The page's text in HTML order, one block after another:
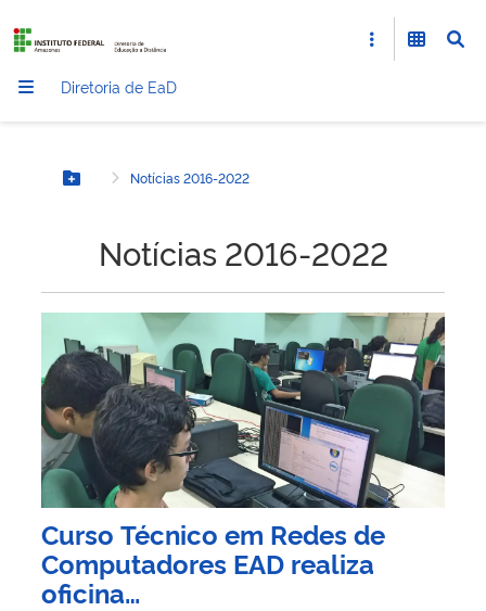
Diretoria de EaD
Botão MenuNotícias 2016-2022
Notícias 2016-2022
Curso Técnico em Redes de
Computadores EAD realiza
oficina…